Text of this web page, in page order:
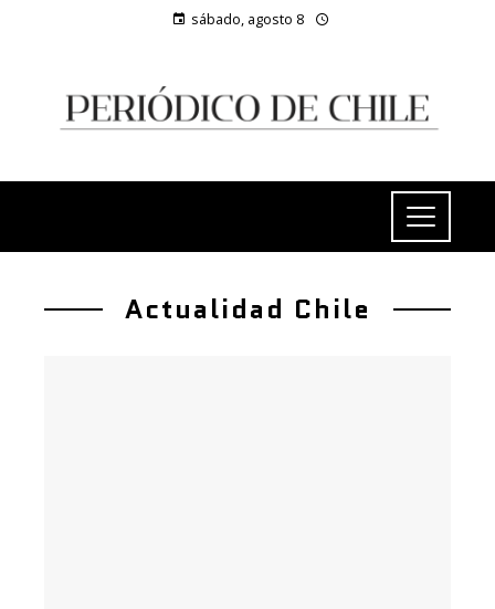
sábado, agosto 8
Actualidad Chile